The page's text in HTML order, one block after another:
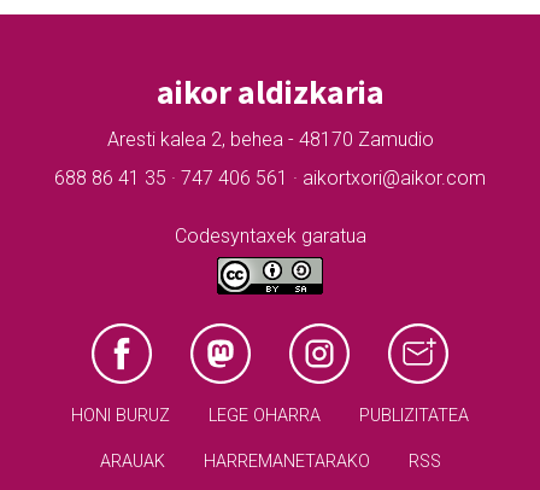
aikor aldizkaria
Aresti kalea 2, behea - 48170 Zamudio
688 86 41 35 · 747 406 561 · aikortxori@aikor.com
Codesyntaxek garatua
HONI BURUZ LEGE OHARRA PUBLIZITATEA
ARAUAK HARREMANETARAKO RSS